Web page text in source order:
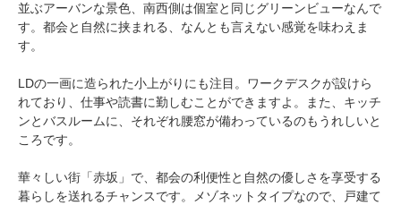
並ぶアーバンな景色、南西側は個室と同じグリーンビューなんで
す。都会と自然に挟まれる、なんとも言えない感覚を味わえま
す。
LDの一画に造られた小上がりにも注目。ワークデスクが設けら
れており、仕事や読書に勤しむことができますよ。また、キッチ
ンとバスルームに、それぞれ腰窓が備わっているのもうれしいと
ころです。
華々しい街「赤坂」で、都会の利便性と自然の優しさを享受する
暮らしを送れるチャンスです。メゾネットタイプなので、戸建て